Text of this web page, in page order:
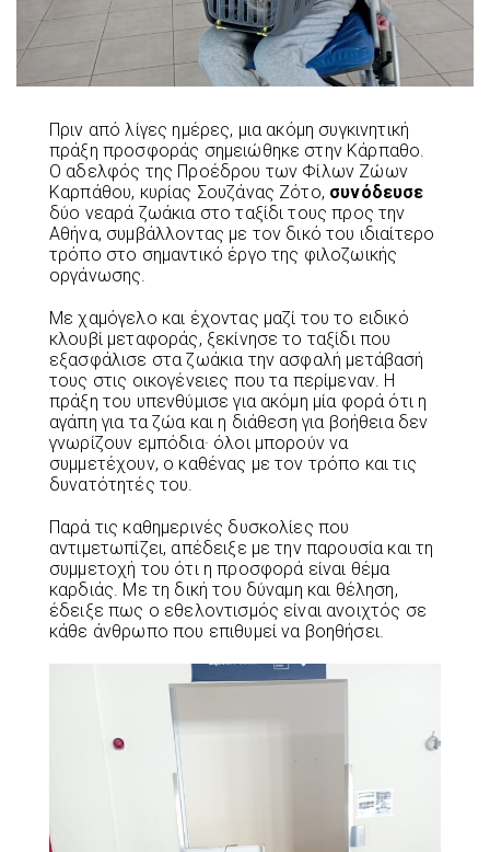
Πριν από λίγες ημέρες, μια ακόμη συγκινητική
πράξη προσφοράς σημειώθηκε στην Κάρπαθο.
Ο αδελφός της Προέδρου των Φίλων Ζώων
Καρπάθου, κυρίας Σουζάνας Ζότο, συνόδευσε
δύο νεαρά ζωάκια στο ταξίδι τους προς την
Αθήνα, συμβάλλοντας με τον δικό του ιδιαίτερο
τρόπο στο σημαντικό έργο της φιλοζωικής
οργάνωσης.
Με χαμόγελο και έχοντας μαζί του το ειδικό
κλουβί μεταφοράς, ξεκίνησε το ταξίδι που
εξασφάλισε στα ζωάκια την ασφαλή μετάβασή
τους στις οικογένειες που τα περίμεναν. Η
πράξη του υπενθύμισε για ακόμη μία φορά ότι η
αγάπη για τα ζώα και η διάθεση για βοήθεια δεν
γνωρίζουν εμπόδια· όλοι μπορούν να
συμμετέχουν, ο καθένας με τον τρόπο και τις
δυνατότητές του.
Παρά τις καθημερινές δυσκολίες που
αντιμετωπίζει, απέδειξε με την παρουσία και τη
συμμετοχή του ότι η προσφορά είναι θέμα
καρδιάς. Με τη δική του δύναμη και θέληση,
έδειξε πως ο εθελοντισμός είναι ανοιχτός σε
κάθε άνθρωπο που επιθυμεί να βοηθήσει.